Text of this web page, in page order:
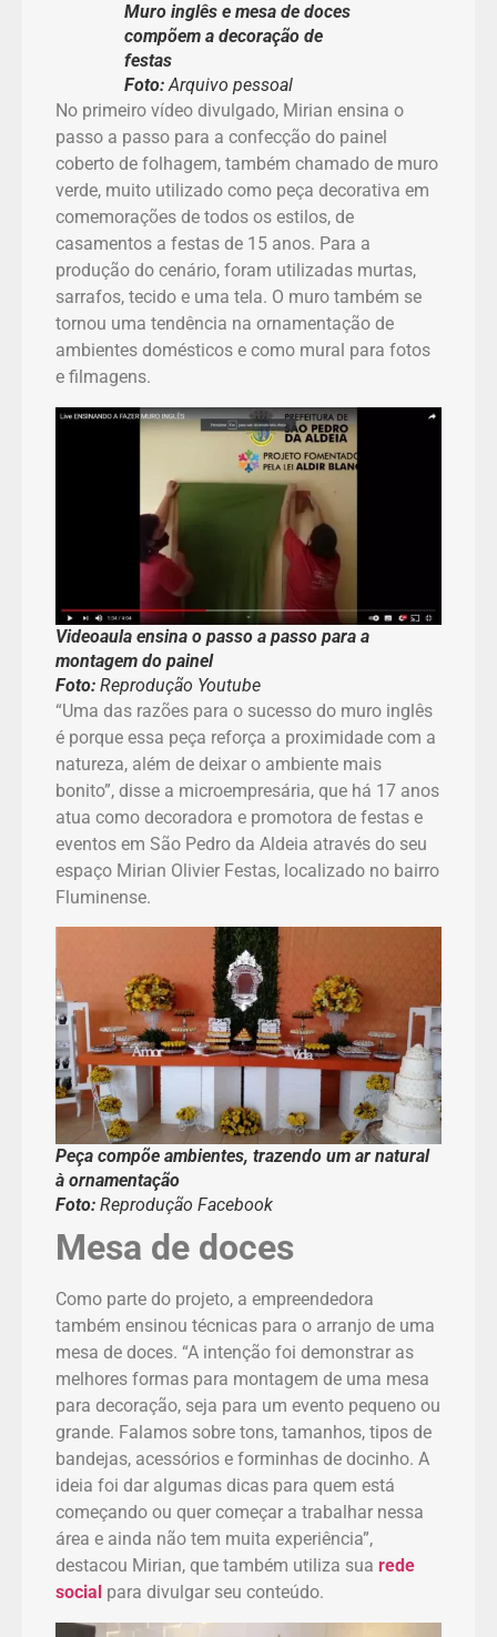
Muro inglês e mesa de doces
compõem a decoração de
festas
Foto:Arquivo pessoal
No primeiro vídeo divulgado, Mirian ensina o
passo a passo para a confecção do painel
coberto de folhagem, também chamado de muro
verde, muito utilizado como peça decorativa em
comemorações de todos os estilos, de
casamentos a festas de 15 anos. Para a
produção do cenário, foram utilizadas murtas,
sarrafos, tecido e uma tela. O muro também se
tornou uma tendência na ornamentação de
ambientes domésticos e como mural para fotos
e filmagens.
Videoaula ensina o passo a passo para a
montagem do painel
Foto: Reprodução Youtube
“Uma das razões para o sucesso do muro inglês
é porque essa peça reforça a proximidade com a
natureza, além de deixar o ambiente mais
bonito”, disse a microempresária, que há 17 anos
atua como decoradora e promotora de festas e
eventos em São Pedro da Aldeia através do seu
espaço Mirian Olivier Festas, localizado no bairro
Fluminense.
Peça compõe ambientes, trazendo um ar natural
à ornamentação
Foto: Reprodução Facebook
Mesa de doces
Como parte do projeto, a empreendedora
também ensinou técnicas para o arranjo de uma
mesa de doces. “A intenção foi demonstrar as
melhores formas para montagem de uma mesa
para decoração, seja para um evento pequeno ou
grande. Falamos sobre tons, tamanhos, tipos de
bandejas, acessórios e forminhas de docinho. A
ideia foi dar algumas dicas para quem está
começando ou quer começar a trabalhar nessa
área e ainda não tem muita experiência”,
destacou Mirian, que também utiliza sua rede
social para divulgar seu conteúdo.